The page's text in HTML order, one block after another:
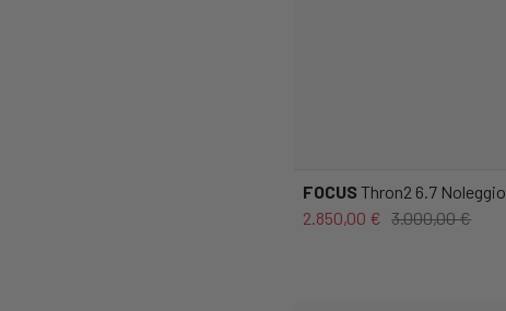
FOCUS Thron2 6.7 Noleggio
2.850,00 € 3.000,00 €